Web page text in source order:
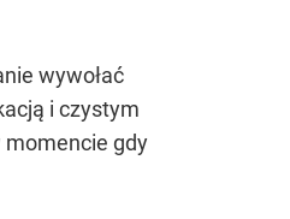
wywołać
i czystym
momencie gdy